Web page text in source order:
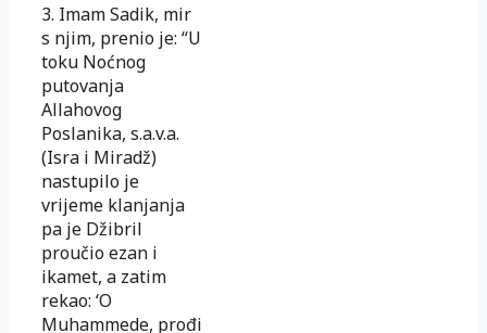
3. Imam Sadik, mir
s njim, prenio je: “U
toku Noćnog
putovanja
Allahovog
Poslanika, s.a.v.a.
(Isra i Miradž)
nastupilo je
vrijeme klanjanja
pa je Džibril
proučio ezan i
ikamet, a zatim
rekao: ‘O
Muhammede, prođi